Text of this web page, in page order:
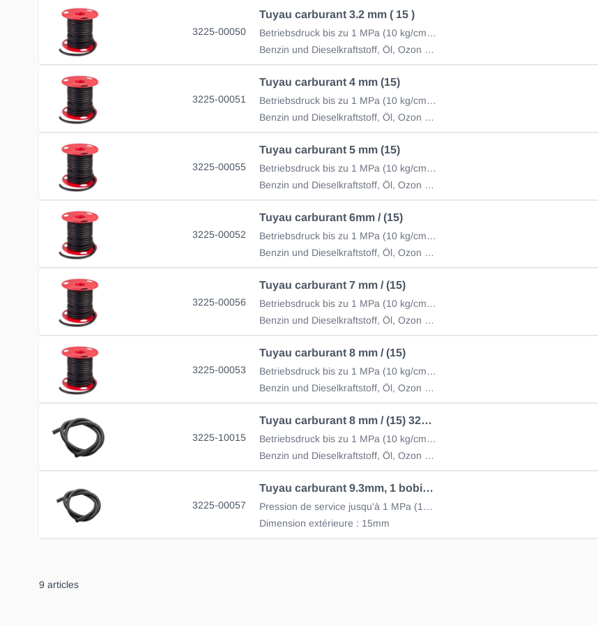
3225-00050
Tuyau carburant 3.2 mm ( 15 )
Betriebsdruck bis zu 1 MPa (10 kg/cm2) (Rolle à 15m)
Benzin und Dieselkraftstoff, Öl, Ozon und Witterungseinflüsse
3225-00051
Tuyau carburant 4 mm (15)
Betriebsdruck bis zu 1 MPa (10 kg/cm2) (Rolle à 15m)
Benzin und Dieselkraftstoff, Öl, Ozon und Witterungseinflüsse
3225-00055
Tuyau carburant 5 mm (15)
Betriebsdruck bis zu 1 MPa (10 kg/cm2) (Rolle à 15m)
Benzin und Dieselkraftstoff, Öl, Ozon und Witterungseinflüsse
3225-00052
Tuyau carburant 6mm / (15)
Betriebsdruck bis zu 1 MPa (10 kg/cm2) (Rolle à 15m)
Benzin und Dieselkraftstoff, Öl, Ozon und Witterungseinflüsse
3225-00056
Tuyau carburant 7 mm / (15)
Betriebsdruck bis zu 1 MPa (10 kg/cm2) (Rolle à 15m)
Benzin und Dieselkraftstoff, Öl, Ozon und Witterungseinflüsse
3225-00053
Tuyau carburant 8 mm / (15)
Betriebsdruck bis zu 1 MPa (10 kg/cm2) (Rolle à 10m)
Benzin und Dieselkraftstoff, Öl, Ozon und Witterungseinflüsse
3225-10015
Tuyau carburant 8 mm / (15) 3225-10015
Betriebsdruck bis zu 1 MPa (10 kg/cm2) (Rolle à 15m)
Benzin und Dieselkraftstoff, Öl, Ozon und Witterungseinflüsse
3225-00057
Tuyau carburant 9.3mm, 1 bobine de 10m
Pression de service jusqu'à 1 MPa (10 kg/cm2)
Dimension extérieure : 15mm
9 articles